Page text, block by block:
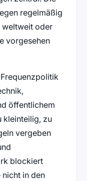
regelmäßig
weltweit oder
vorgesehen
öffentlichem
kleinteilig, zu
vergeben
blockiert
nicht in den